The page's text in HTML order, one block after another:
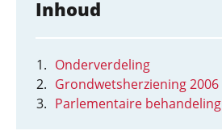
Inhoud
Onderverdeling
Grondwetsherziening 2006
Parlementaire behandeling